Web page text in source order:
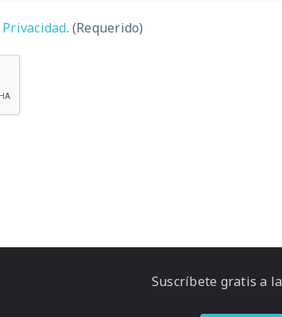
. (Requerido)
Suscríbete gratis a la